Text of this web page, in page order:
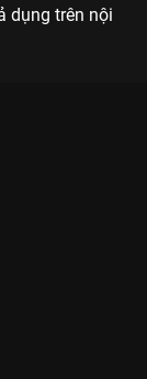
dụng trên nội